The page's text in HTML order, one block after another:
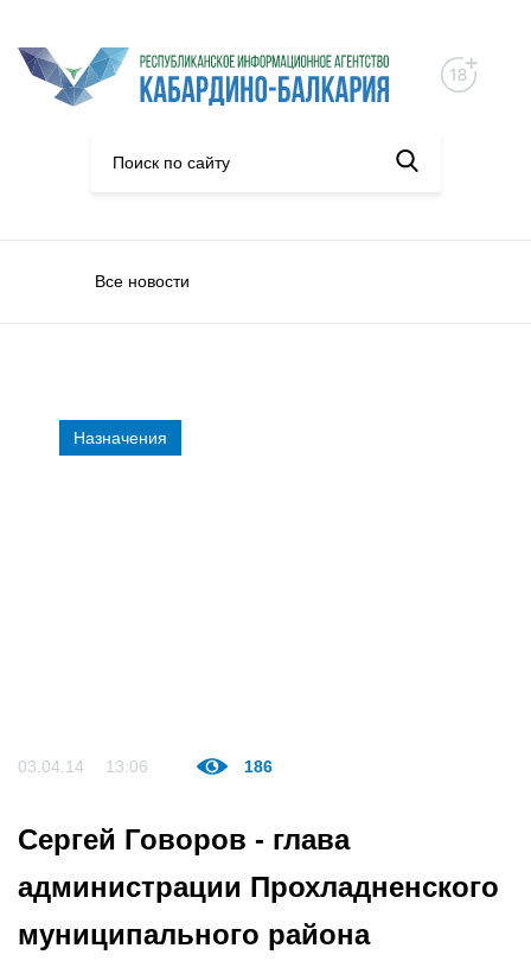
Все новости
Назначения
03.04.14 13:06 186
Сергей Говоров - глава
администрации Прохладненского
муниципального района